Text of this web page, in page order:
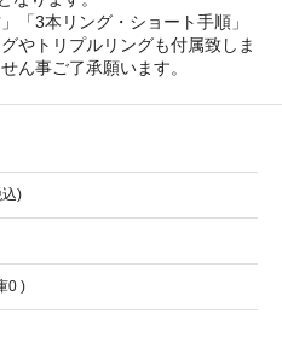
「3本リング・ショート手順」
やトリプルリングも付属致しま
ん事ご了承願います。
)
0 )